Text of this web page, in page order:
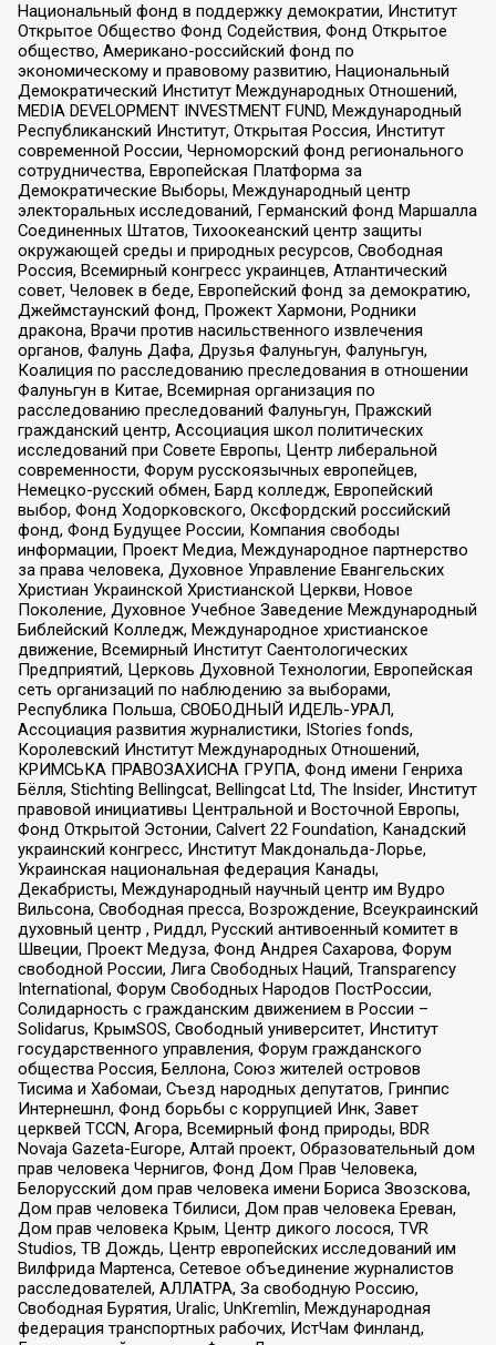
Национальный фонд в поддержку демократии, Институт
Открытое Общество Фонд Содействия, Фонд Открытое
общество, Американо-российский фонд по
экономическому и правовому развитию, Национальный
Демократический Институт Международных Отношений,
MEDIA DEVELOPMENT INVESTMENT FUND, Международный
Республиканский Институт, Открытая Россия, Институт
современной России, Черноморский фонд регионального
сотрудничества, Европейская Платформа за
Демократические Выборы, Международный центр
электоральных исследований, Германский фонд Маршалла
Соединенных Штатов, Тихоокеанский центр защиты
окружающей среды и природных ресурсов, Свободная
Россия, Всемирный конгресс украинцев, Атлантический
совет, Человек в беде, Европейский фонд за демократию,
Джеймстаунский фонд, Прожект Хармони, Родники
дракона, Врачи против насильственного извлечения
органов, Фалунь Дафа, Друзья Фалуньгун, Фалуньгун,
Коалиция по расследованию преследования в отношении
Фалуньгун в Китае, Всемирная организация по
расследованию преследований Фалуньгун, Пражский
гражданский центр, Ассоциация школ политических
исследований при Совете Европы, Центр либеральной
современности, Форум русскоязычных европейцев,
Немецко-русский обмен, Бард колледж, Европейский
выбор, Фонд Ходорковского, Оксфордский российский
фонд, Фонд Будущее России, Компания свободы
информации, Проект Медиа, Международное партнерство
за права человека, Духовное Управление Евангельских
Христиан Украинской Христианской Церкви, Новое
Поколение, Духовное Учебное Заведение Международный
Библейский Колледж, Международное христианское
движение, Всемирный Институт Саентологических
Предприятий, Церковь Духовной Технологии, Европейская
сеть организаций по наблюдению за выборами,
Республика Польша, СВОБОДНЫЙ ИДЕЛЬ-УРАЛ,
Ассоциация развития журналистики, IStories fonds,
Королевский Институт Международных Отношений,
КРИМСЬКА ПРАВОЗАХИСНА ГРУПА, Фонд имени Генриха
Бёлля, Stichting Bellingcat, Bellingcat Ltd, The Insider, Институт
правовой инициативы Центральной и Восточной Европы,
Фонд Открытой Эстонии, Calvert 22 Foundation, Канадский
украинский конгресс, Институт Макдональда-Лорье,
Украинская национальная федерация Канады,
Декабристы, Международный научный центр им Вудро
Вильсона, Свободная пресса, Возрождение, Всеукраинский
духовный центр , Риддл, Русский антивоенный комитет в
Швеции, Проект Медуза, Фонд Андрея Сахарова, Форум
свободной России, Лига Свободных Наций, Transparеncy
International, Форум Свободных Народов ПостРоссии,
Солидарность с гражданским движением в России –
Solidarus, КрымSOS, Свободный университет, Институт
государственного управления, Форум гражданского
общества Россия, Беллона, Союз жителей островов
Тисима и Хабомаи, Съезд народных депутатов, Гринпис
Интернешнл, Фонд борьбы с коррупцией Инк, Завет
церквей TCCN, Агора, Всемирный фонд природы, BDR
Novaja Gazeta-Europe, Алтай проект, Образовательный дом
прав человека Чернигов, Фонд Дом Прав Человека,
Белорусский дом прав человека имени Бориса Звозскова,
Дом прав человека Тбилиси, Дом прав человека Ереван,
Дом прав человека Крым, Центр дикого лосося, TVR
Studios, ТВ Дождь, Центр европейских исследований им
Вилфрида Мартенса, Сетевое объединение журналистов
расследователей, АЛЛАТРА, За свободную Россию,
Свободная Бурятия, Uralic, UnKremlin, Международная
федерация транспортных рабочих, ИстЧам Финланд,